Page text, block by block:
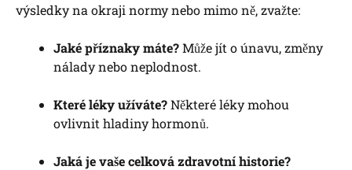
výsledky na okraji normy nebo mimo ně, zvažte:
Jaké příznaky máte?Může jít o únavu, změny
nálady nebo neplodnost.
Které léky užíváte?Některé léky mohou
ovlivnit hladiny hormonů.
Jaká je vaše celková zdravotní historie?